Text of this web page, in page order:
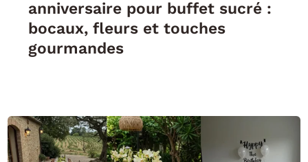
anniversaire pour buffet sucré :
bocaux, fleurs et touches
gourmandes